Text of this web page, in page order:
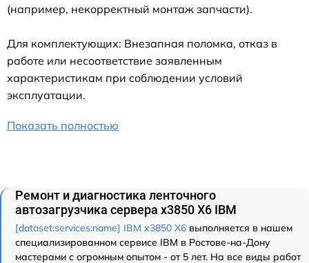
(например, некорректный монтаж запчасти).
Для комплектующих: Внезапная поломка, отказ в
работе или несоответствие заявленным
характеристикам при соблюдении условий
эксплуатации.
Показать полностью
Ремонт и диагностика ленточного
автозагрузчика сервера x3850 X6 IBM
[dataset:services:name] IBM x3850 X6 выполняется в нашем
специализированном сервисе IBM в Ростове-на-Дону
мастерами с огромным опытом - от 5 лет. На все виды работ